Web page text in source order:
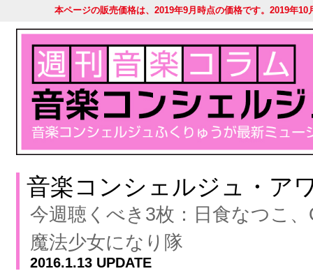
本ページの販売価格は、2019年9月時点の価格です。2019年
音楽コンシェルジュ・ア
今週聴くべき3枚：日食なつこ
魔法少女になり隊
2016.1.13 UPDATE